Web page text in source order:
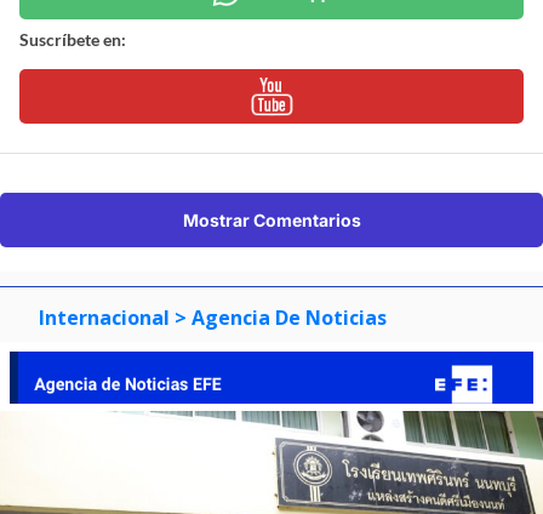
Suscríbete en:
Mostrar Comentarios
Internacional > Agencia De Noticias